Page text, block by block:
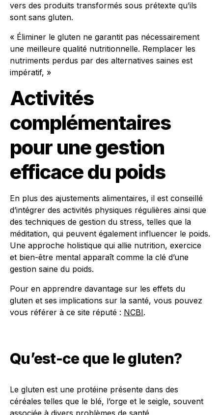
vers des produits transformés sous prétexte qu’ils
sont sans gluten.
« Éliminer le gluten ne garantit pas nécessairement
une meilleure qualité nutritionnelle. Remplacer les
nutriments perdus par des alternatives saines est
impératif, »
Activités
complémentaires
pour une gestion
efficace du poids
En plus des ajustements alimentaires, il est conseillé
d’intégrer des activités physiques régulières ainsi que
des techniques de gestion du stress, telles que la
méditation, qui peuvent également influencer le poids.
Une approche holistique qui allie nutrition, exercice
et bien-être mental apparaît comme la clé d’une
gestion saine du poids.
Pour en apprendre davantage sur les effets du
gluten et ses implications sur la santé, vous pouvez
vous référer à ce site réputé : NCBI.
Qu’est-ce que le gluten?
Le gluten est une protéine présente dans des
céréales telles que le blé, l’orge et le seigle, souvent
associée à divers problèmes de santé.